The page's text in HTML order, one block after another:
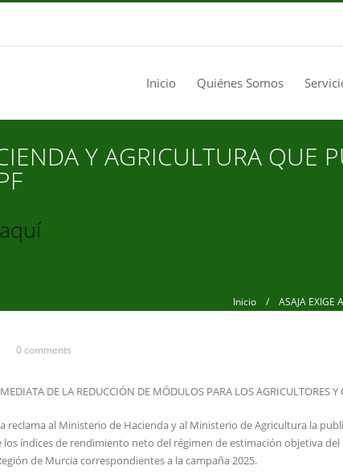
Inicio Quiénes Somos
Y AGRICULTURA QUE
Inicio / ASAJA EXIGE A
0 comments
DE LA REDUCCIÓN DE MÓDULOS PARA LOS AGRICULTORES Y
reclama al Ministerio de Hacienda y al Ministerio de Agricultura la
índices de rendimiento neto del régimen de estimación objetiva del
de Murcia correspondientes a la campaña 2025.